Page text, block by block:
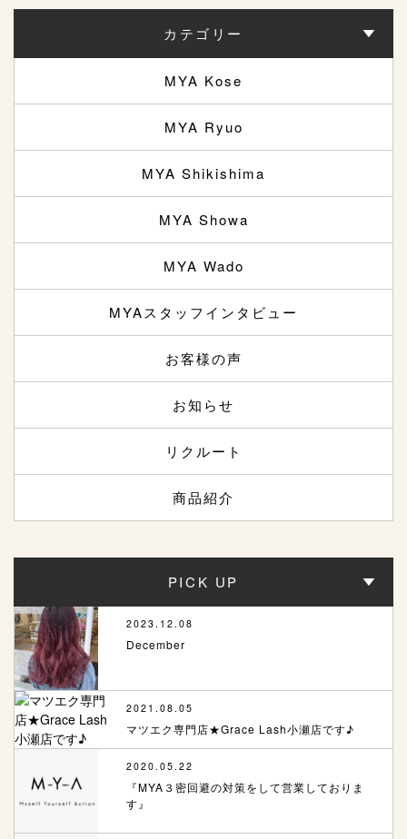
カテゴリー
MYA Kose
MYA Ryuo
MYA Shikishima
MYA Showa
MYA Wado
MYAスタッフインタビュー
お客様の声
お知らせ
リクルート
商品紹介
PICK UP
2023.12.08
December
2021.08.05
マツエク専門店★Grace Lash小瀬店です♪
2020.05.22
『MYA３密回避の対策をして営業しておりま
す』